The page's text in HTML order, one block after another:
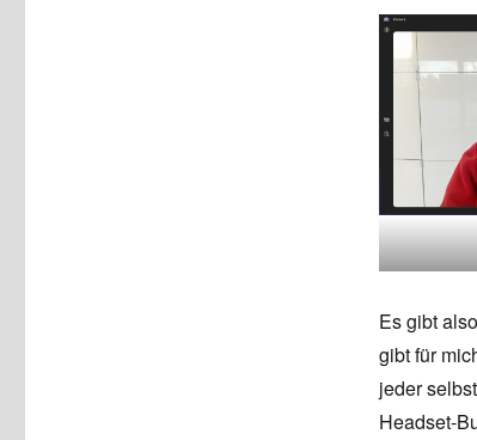
Es gibt
gibt für
jeder
Headset-